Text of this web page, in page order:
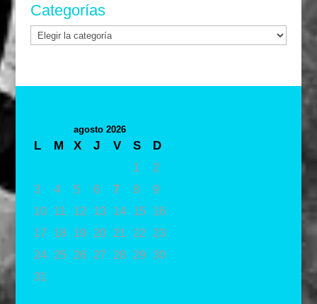
Categorías
Categorías
agosto 2026
L M X J V S
D
1
2
3
4 5 6 7 8
9
10
11 12 13 14 15
16
17
18 19 20 21 22
23
24
25 26 27 28 29 30
31